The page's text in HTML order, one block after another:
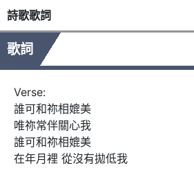
詩歌歌詞
歌詞
Verse:
誰可和祢相媲美
唯祢常伴關心我
誰可和祢相媲美
在年月裡 從沒有拋低我